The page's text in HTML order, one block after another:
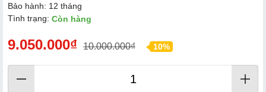
Bảo hành: 12 tháng
Tình trạng: Còn hàng
9.050.000₫ 10.000.000₫ 10%